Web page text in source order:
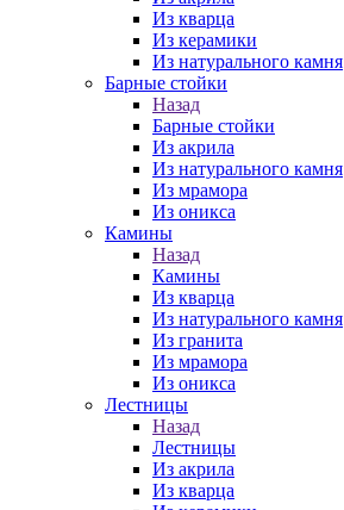
Из кварца
Из керамики
Из натурального камня
Барные стойки
Назад
Барные стойки
Из акрила
Из натурального камня
Из мрамора
Из оникса
Камины
Назад
Камины
Из кварца
Из натурального камня
Из гранита
Из мрамора
Из оникса
Лестницы
Назад
Лестницы
Из акрила
Из кварца